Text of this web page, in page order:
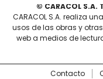
© CARACOL
CARACOL S.A. realiza
usos de las obras y
web a medios de
Contacto